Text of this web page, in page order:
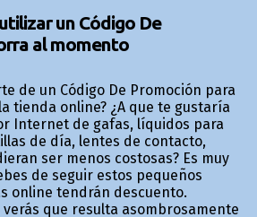
un Código De
al momento
de un Código De Promoción para
tienda online? ¿A que te gustaría
Internet de gafas, líquidos para
de día, lentes de contacto,
ser menos costosas? Es muy
de seguir estos pequeños
online tendrán descuento.
que resulta asombrosamente